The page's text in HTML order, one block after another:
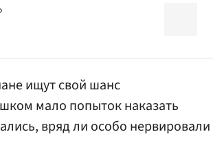
ищут свой шанс
мало попыток наказать
вряд ли особо нервировали